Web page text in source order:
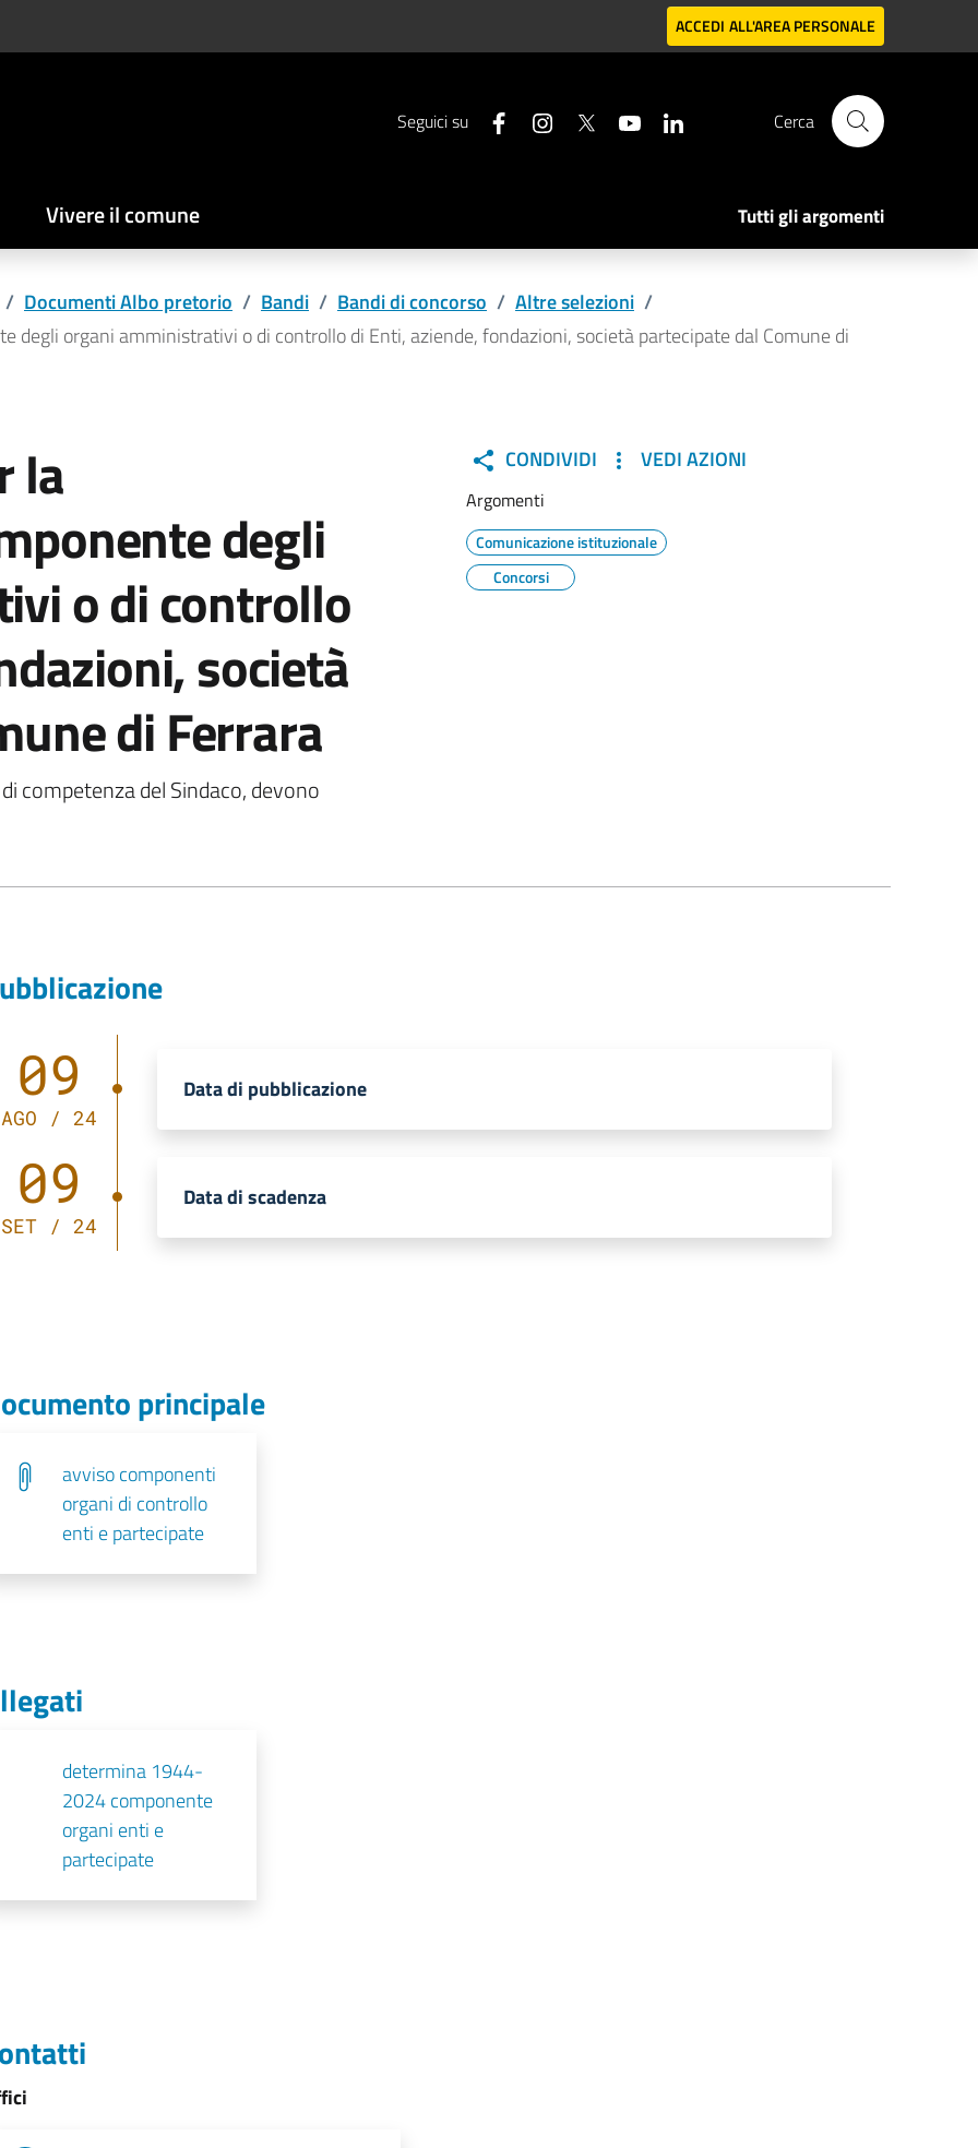
ACCEDI ALL'AREA PERSONALE
Seguici su Cerca
Vivere il comune Tutti gli argomenti
/ Documenti Albo pretorio / Bandi / Bandi di concorso / Altre selezioni /
degli organi amministrativi o di controllo di Enti, aziende, fondazioni, società partecipate dal Comune di
la
degli
o di controllo
società
di Ferrara
competenza del Sindaco, devono
CONDIVIDI VEDI AZIONI
Argomenti
Comunicazione istituzionale
Concorsi
09
AGO / 24
Data di pubblicazione
09
SET / 24
Data di scadenza
principale
avviso componenti
organi di controllo
enti e partecipate
determina 1944-
2024 componente
organi enti e
partecipate